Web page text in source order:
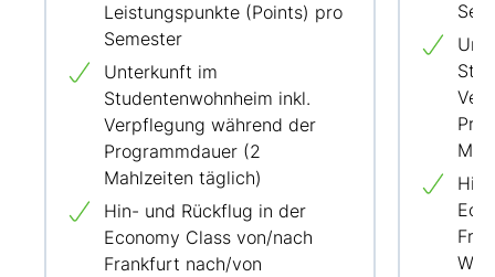
Leistungspunkte (Points) pro
Semester
Unterkunft im
Studentenwohnheim inkl.
Verpflegung während der
Programmdauer (2
Mahlzeiten täglich)
Hin- und Rückflug in der
Economy Class von/nach
Frankfurt nach/von